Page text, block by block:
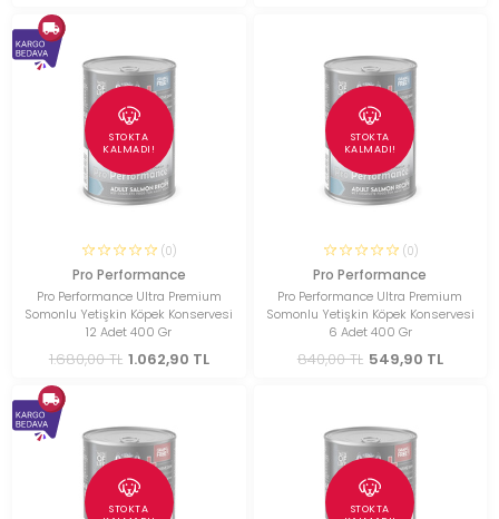
STOKTA
KALMADI!
(0)
Pro Performance
Pro Performance Ultra Premium
Somonlu Yetişkin Köpek Konservesi
12 Adet 400 Gr
1.680,00 TL 1.062,90 TL
STOKTA
KALMADI!
(0)
Pro Performance
Pro Performance Ultra Premium
Somonlu Yetişkin Köpek Konservesi
6 Adet 400 Gr
840,00 TL 549,90 TL
STOKTA
STOKTA